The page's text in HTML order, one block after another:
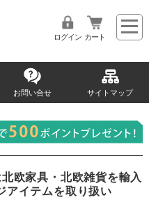
ログイン カート
お問い合せ サイトマップ
欧家具・北欧雑貨を輸入
アイテムを取り扱い